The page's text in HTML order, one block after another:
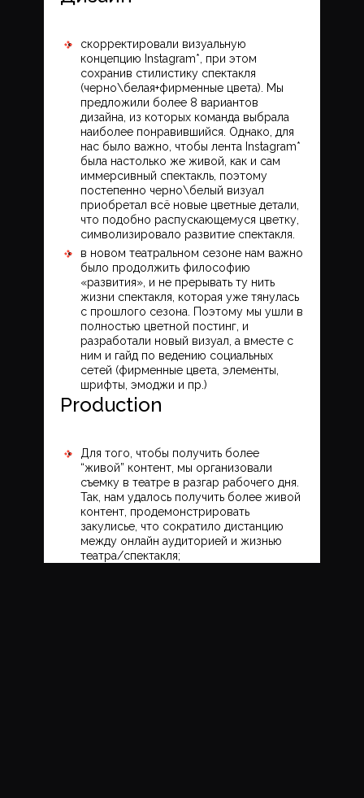
скорректировали визуальную
концепцию Instagram*, при этом
сохранив стилистику спектакля
(черно\белая+фирменные цвета). Мы
предложили более 8 вариантов
дизайна, из которых команда выбрала
наиболее понравившийся. Однако, для
нас было важно, чтобы лента Instagram*
была настолько же живой, как и сам
иммерсивный спектакль, поэтому
постепенно черно\белый визуал
приобретал всё новые цветные детали,
что подобно распускающемуся цветку,
символизировало развитие спектакля.
в новом театральном сезоне нам важно
было продолжить философию
«развития», и не прерывать ту нить
жизни спектакля, которая уже тянулась
с прошлого сезона. Поэтому мы ушли в
полностью цветной постинг, и
разработали новый визуал, а вместе с
ним и гайд по ведению социальных
сетей (фирменные цвета, элементы,
шрифты, эмоджи и пр.)
Production
Для того, чтобы получить более
“живой” контент, мы организовали
съемку в театре в разгар рабочего дня.
Так, нам удалось получить более живой
контент, продемонстрировать
закулисье, что сократило дистанцию
между онлайн аудиторией и жизнью
театра/спектакля;